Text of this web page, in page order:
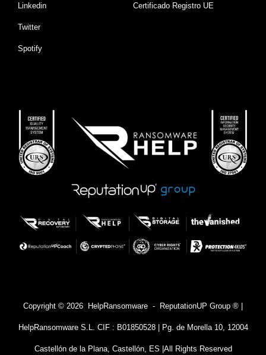
Linkedin
Twitter
Spotify
Certificado Registro UE
Copyright © 2026 HelpRansomware - ReputationUP Group ® |
HelpRansomware S.L. CIF : B01850528 | Pg. de Morella 10, 12004
Castellón de la Plana, Castellón, ES | All Rights Reserved